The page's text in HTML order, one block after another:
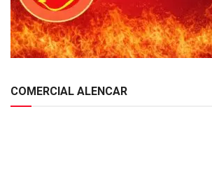
COMERCIAL ALENCAR